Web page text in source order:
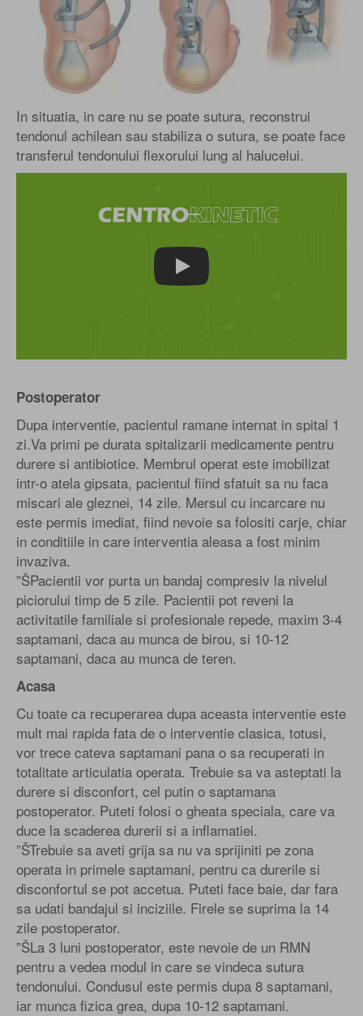
In situatia, in care nu se poate sutura, reconstrui
tendonul achilean sau stabiliza o sutura, se poate face
transferul tendonului flexorului lung al halucelui.
Play
Postoperator
Dupa interventie, pacientul ramane internat in spital 1
zi.Va primi pe durata spitalizarii medicamente pentru
durere si antibiotice. Membrul operat este imobilizat
intr-o atela gipsata, pacientul fiind sfatuit sa nu faca
miscari ale gleznei, 14 zile. Mersul cu incarcare nu
este permis imediat, fiind nevoie sa folositi carje, chiar
in conditiile in care interventia aleasa a fost minim
invaziva.
”ŠPacientii vor purta un bandaj compresiv la nivelul
piciorului timp de 5 zile. Pacientii pot reveni la
activitatile familiale si profesionale repede, maxim 3-4
saptamani, daca au munca de birou, si 10-12
saptamani, daca au munca de teren.
Acasa
Cu toate ca recuperarea dupa aceasta interventie este
mult mai rapida fata de o interventie clasica, totusi,
vor trece cateva saptamani pana o sa recuperati in
totalitate articulatia operata. Trebuie sa va asteptati la
durere si disconfort, cel putin o saptamana
postoperator. Puteti folosi o gheata speciala, care va
duce la scaderea durerii si a inflamatiei.
”ŠTrebuie sa aveti grija sa nu va sprijiniti pe zona
operata in primele saptamani, pentru ca durerile si
disconfortul se pot accetua. Puteti face baie, dar fara
sa udati bandajul si inciziile. Firele se suprima la 14
zile postoperator.
”ŠLa 3 luni postoperator, este nevoie de un RMN
pentru a vedea modul in care se vindeca sutura
tendonului. Condusul este permis dupa 8 saptamani,
iar munca fizica grea, dupa 10-12 saptamani.